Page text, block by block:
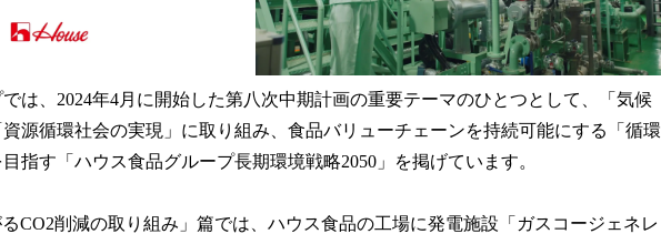
は、2024年4月に開始した第八次中期計画の重要テーマのひとつとして、「気候
源循環社会の実現」に取り組み、食品バリューチェーンを持続可能にする「循環
指す「ハウス食品グループ長期環境戦略2050」を掲げています。
CO2削減の取り組み」篇では、ハウス食品の工場に発電施設「ガスコージェネレ